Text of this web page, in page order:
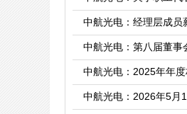
中航光电：经理层成员
中航光电：第八届董事
中航光电：2025年年
中航光电：2026年5月